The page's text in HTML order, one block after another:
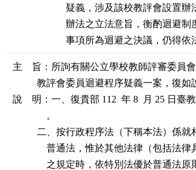
疑義，涉及該校教評會設置辦
辦法之立法意旨，衡酌迴避制
事項所為迴避之決議，仍得依
主    旨：所詢有關公立學校教師評審委員
教評會委員迴避程序疑義一案，復
說    明：一、復貴部 112  年 8  月 25 日臺
              。
二、按行政程序法（下稱本法）
普通法，惟於其他法律（包括
之規定時，依特別法優於普通